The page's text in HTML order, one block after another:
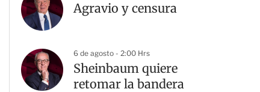
Agravio y censura
6 de agosto - 2:00 Hrs
Sheinbaum quiere
retomar la bandera